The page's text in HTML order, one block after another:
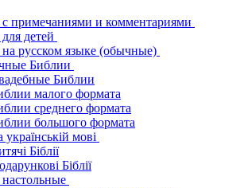
примечаниями и комментариями
детей
русском языке (обычные)
Библии
Библии
малого формата
среднего формата
большого формата
українській мові
Біблії
Біблії